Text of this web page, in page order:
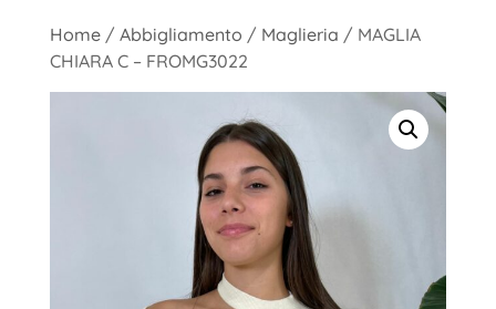
Home/ Abbigliamento / Maglieria / MAGLIA
CHIARA C – FROMG3022